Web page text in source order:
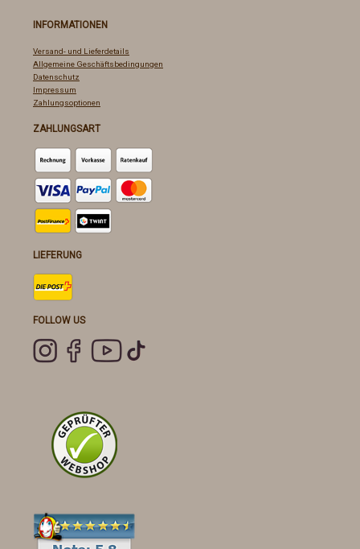
INFORMATIONEN
Versand- und Lieferdetails
Allgemeine Geschäftsbedingungen
Datenschutz
Impressum
Zahlungsoptionen
ZAHLUNGSART
LIEFERUNG
FOLLOW US